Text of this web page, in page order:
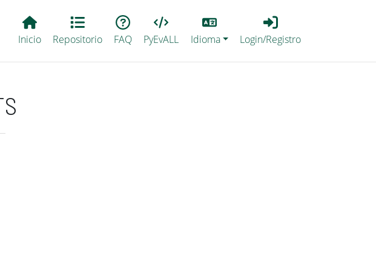
Main EvALL
Inicio Repositorio FAQ PyEvALL
Lang
Idioma
Login_Registro
Login/Registro